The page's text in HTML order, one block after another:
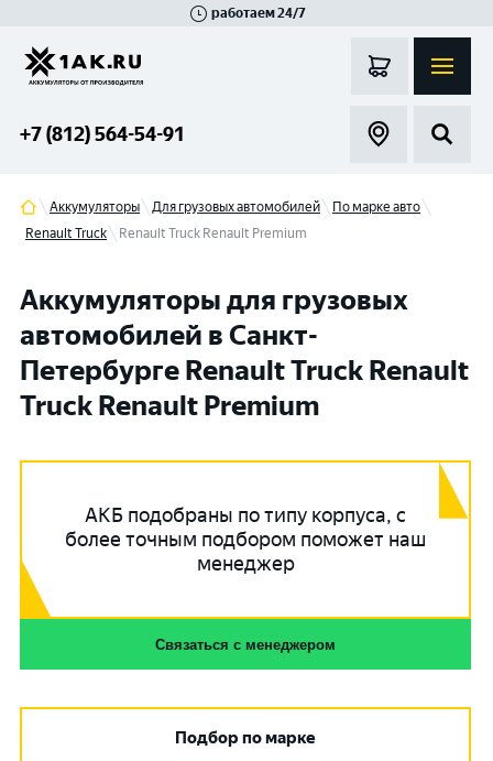
работаем 24/7
+7 (812) 564-54-91
Аккумуляторы Для грузовых автомобилей
По марке авто
Renault Truck
Renault Truck Renault Premium
Аккумуляторы для грузовых
автомобилей в Санкт-
Петербурге Renault Truck Renault
Truck Renault Premium
АКБ подобраны по типу корпуса, с
более точным подбором поможет наш
менеджер
Связаться с менеджером
Подбор по марке
Гатчина